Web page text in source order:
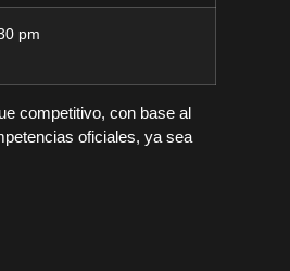
pm
competitivo, con base al
oficiales, ya sea